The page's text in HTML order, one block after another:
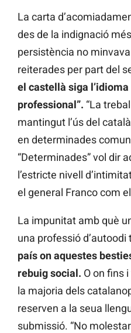
La carta
des de la indignació
persistència no
reiterades per part del
el castellà siga l’idioma
professional”. “La
mantingut l’ús del
en determinades
“Determinades” vol dir
l’estricte nivell
el general Franco com
La impunitat amb què
una professió d’autoodi
país on aquestes
rebuig social. O on fins
la majoria dels
reserven a la seua
submissió. “No